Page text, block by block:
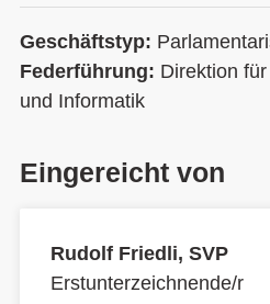
Geschäftstyp:
Federführung: Direktion
und Informatik
Eingereicht von
Rudolf Friedli, SVP
Erstunterzeichnende/r